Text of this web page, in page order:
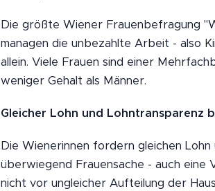
Die größte Wiener Frauenbefragung
managen die unbezahlte Arbeit - also
allein. Viele Frauen sind einer
weniger Gehalt als Männer.
Gleicher Lohn und Lohntransparenz
Die Wienerinnen fordern gleichen
überwiegend Frauensache - auch
nicht vor ungleicher Aufteilung der